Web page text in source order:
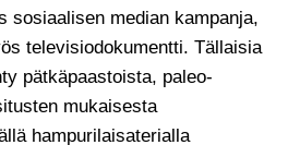
sosiaalisen median kampanja,
televisiodokumentti. Tällaisia
pätkäpaastoista, paleo-
mukaisesta
hampurilaisaterialla